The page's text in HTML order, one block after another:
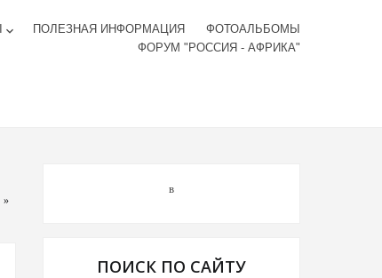
keyboard_arrow_down ПОЛЕЗНАЯ ИНФОРМАЦИЯ
ФОТОАЛЬБОМЫ
ФОРУМ "РОССИЯ - АФРИКА"
»
в
ПОИСК ПО САЙТУ